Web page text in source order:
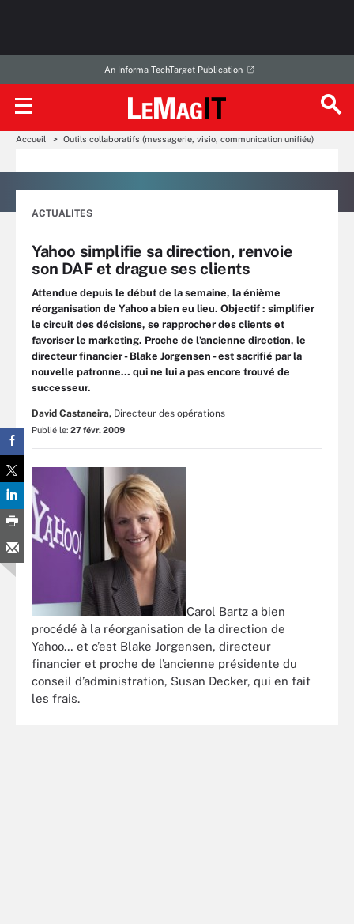
An Informa TechTarget Publication
Accueil Outils collaboratifs (messagerie, visio, communication unifiée)
ACTUALITES
Yahoo simplifie sa direction, renvoie
son DAF et drague ses clients
Attendue depuis le début de la semaine, la énième
réorganisation de Yahoo a bien eu lieu. Objectif : simplifier
le circuit des décisions, se rapprocher des clients et
favoriser le marketing. Proche de l’ancienne direction, le
directeur financier - Blake Jorgensen - est sacrifié par la
nouvelle patronne… qui ne lui a pas encore trouvé de
successeur.
David Castaneira, Directeur des opérations
Publié le: 27 févr. 2009
Carol Bartz a bien
procédé à la réorganisation de la direction de
Yahoo… et c’est Blake Jorgensen, directeur
financier et proche de l’ancienne présidente du
conseil d’administration, Susan Decker, qui en fait
les frais.